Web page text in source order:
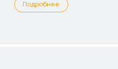
Подробнее